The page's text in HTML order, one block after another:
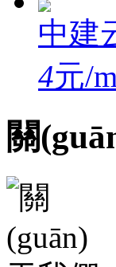
中建
4元/
關